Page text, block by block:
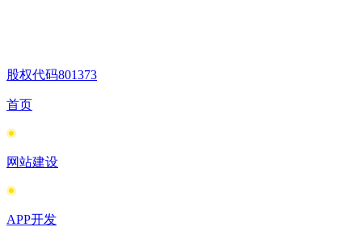
股权代码801373
首页
网站建设
APP开发